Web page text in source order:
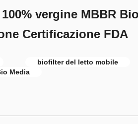
vergine MBBR
Certificazione FDA
biofilter del letto mobile
Media